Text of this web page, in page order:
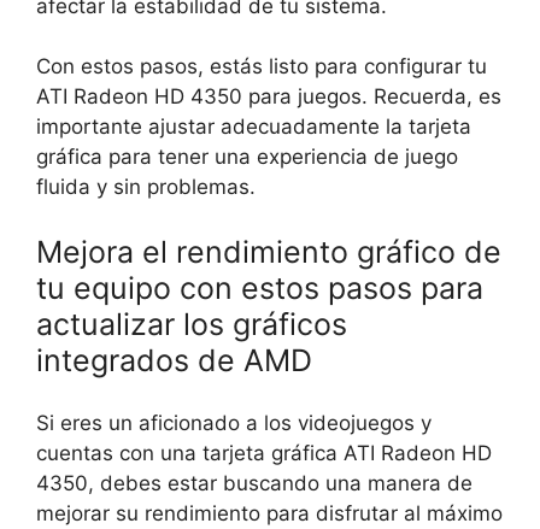
afectar la estabilidad de tu sistema.
Con estos pasos, estás listo para configurar tu
ATI Radeon HD 4350 para juegos. Recuerda, es
importante ajustar adecuadamente la tarjeta
gráfica para tener una experiencia de juego
fluida y sin problemas.
Mejora el rendimiento gráfico de
tu equipo con estos pasos para
actualizar los gráficos
integrados de AMD
Si eres un aficionado a los videojuegos y
cuentas con una tarjeta gráfica ATI Radeon HD
4350, debes estar buscando una manera de
mejorar su rendimiento para disfrutar al máximo